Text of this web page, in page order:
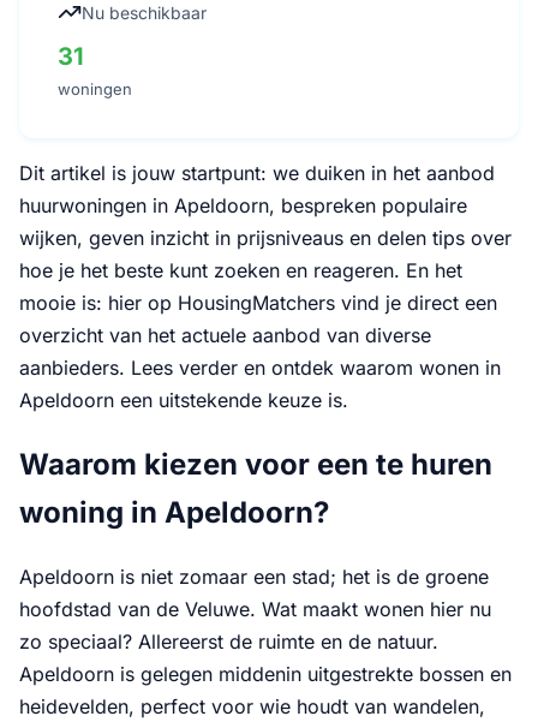
Nu beschikbaar
31
woningen
Dit artikel is jouw startpunt: we duiken in het aanbod
huurwoningen in Apeldoorn, bespreken populaire
wijken, geven inzicht in prijsniveaus en delen tips over
hoe je het beste kunt zoeken en reageren. En het
mooie is: hier op HousingMatchers vind je direct een
overzicht van het actuele aanbod van diverse
aanbieders. Lees verder en ontdek waarom wonen in
Apeldoorn een uitstekende keuze is.
Waarom kiezen voor een te huren
woning in Apeldoorn?
Apeldoorn is niet zomaar een stad; het is de groene
hoofdstad van de Veluwe. Wat maakt wonen hier nu
zo speciaal? Allereerst de ruimte en de natuur.
Apeldoorn is gelegen middenin uitgestrekte bossen en
heidevelden, perfect voor wie houdt van wandelen,